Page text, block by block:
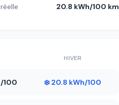
20.8 kWh/100 km
HIVER
100 ❄️ 20.8 kWh/100